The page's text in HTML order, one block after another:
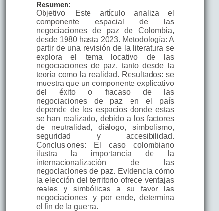
Resumen:
Objetivo: Este artículo analiza el
componente espacial de las
negociaciones de paz de Colombia,
desde 1980 hasta 2023. Metodología: A
partir de una revisión de la literatura se
explora el tema locativo de las
negociaciones de paz, tanto desde la
teoría como la realidad. Resultados: se
muestra que un componente explicativo
del éxito o fracaso de las
negociaciones de paz en el país
depende de los espacios donde estas
se han realizado, debido a los factores
de neutralidad, diálogo, simbolismo,
seguridad y accesibilidad.
Conclusiones: El caso colombiano
ilustra la importancia de la
internacionalización de las
negociaciones de paz. Evidencia cómo
la elección del territorio ofrece ventajas
reales y simbólicas a su favor las
negociaciones, y por ende, determina
el fin de la guerra.